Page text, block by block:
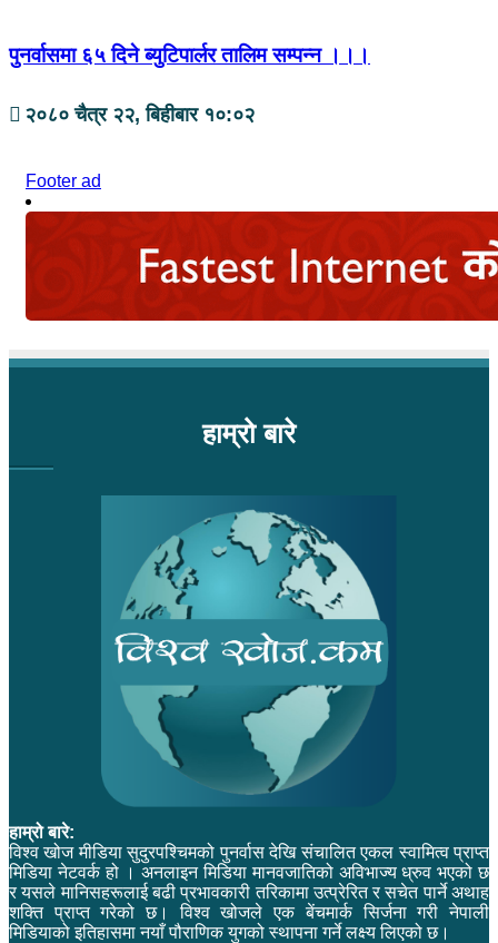
पुनर्वासमा ६५ दिने ब्युटिपार्लर तालिम सम्पन्न ।।।
२०८० चैत्र २२, बिहीबार १०:०२
Footer ad
हाम्रो बारे
हाम्रो बारे:
विश्व खोज मीडिया सुदुरपश्चिमको पुनर्वास देखि संचालित एकल स्वामित्व प्राप्त
मिडिया नेटवर्क हो । अनलाइन मिडिया मानवजातिको अविभाज्य ध्रुव भएको छ
र यसले मानिसहरूलाई बढी प्रभावकारी तरिकामा उत्प्रेरित र सचेत पार्ने अथाह
शक्ति प्राप्त गरेको छ। विश्व खोजले एक बेंचमार्क सिर्जना गरी नेपाली
मिडियाको इतिहासमा नयाँ पौराणिक युगको स्थापना गर्ने लक्ष्य लिएको छ।